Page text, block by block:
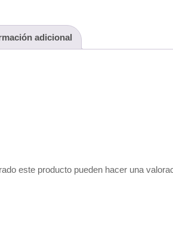
adicional
este producto pueden hacer una